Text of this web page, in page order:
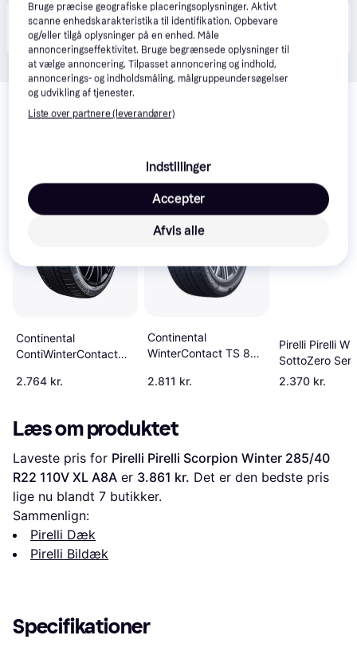
Produktet fås også hos 2 butikker, som ikke er
betalende kunde i denne kategori.
Relaterede produkter
Se vores forslag til andre produkter, der matcher dine
Continental
ContiWinterContact
110V XL FR
2.764 kr.
Continental
WinterContact TS 860
2.811 kr.
Pirelli Pirelli
SottoZero
285/40 R19
2.370 kr.
Læs om produktet
Laveste pris for Pirelli Pirelli Scorpion Winter 285/40
R22 110V XL A8A er 3.861 kr. Det er den bedste pris
lige nu blandt 7 butikker.
Sammenlign:
Pirelli Dæk
Pirelli Bildæk
Specifikationer
Bruge præcise geografiske placeringsoplysninger. Aktivt
scanne enhedskarakteristika til identifikation. Opbevare
og/eller tilgå oplysninger på en enhed. Måle
annonceringseffektivitet. Bruge begrænsede oplysninger til
at vælge annoncering. Tilpasset annoncering og indhold,
annoncerings- og indholdsmåling, målgruppeundersøgelser
og udvikling af tjenester.
Liste over partnere (leverandører)
Indstillinger
Afvis alle
Accepter